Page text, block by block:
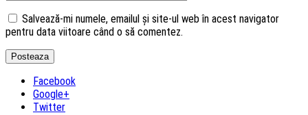
Salvează-mi numele, emailul și site-ul web în acest navigator
pentru data viitoare când o să comentez.
Facebook
Google+
Twitter